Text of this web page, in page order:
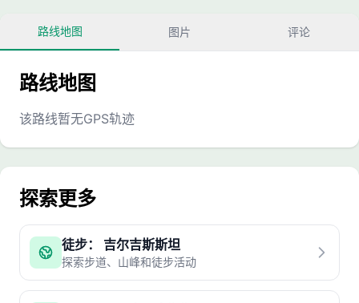
路线地图 图片 评论
路线地图
该路线暂无GPS轨迹
探索更多
徒步： 吉尔吉斯斯坦
探索步道、山峰和徒步活动